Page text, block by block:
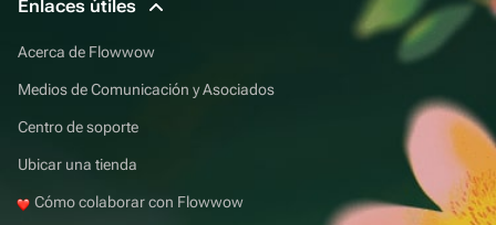
Enlaces útiles
Acerca de Flowwow
Medios de Comunicación y Asociados
Centro de soporte
Ubicar una tienda
Cómo colaborar con Flowwow